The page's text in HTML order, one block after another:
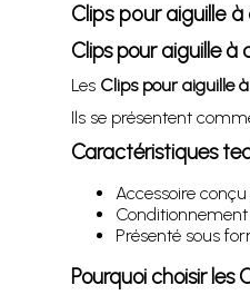
Clips pour aiguille
Clips pour aiguille à
Les Clips pour aiguille
Ils se présentent
Caractéristiques
Accessoire
Conditionnement
Présenté sous
Pourquoi choisir les